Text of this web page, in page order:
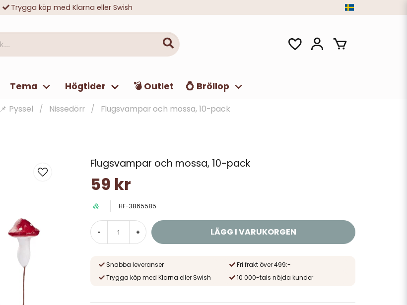
Trygga köp med Klarna eller Swish
Tema Högtider 💣 Outlet 💍 Bröllop
📌 Pyssel Nissedörr Flugsvampar och mossa, 10-pack
Flugsvampar och mossa, 10-pack
59 kr
HF-3865585
- + LÄGG I VARUKORGEN
Snabba leveranser
Fri frakt över 499:-
Trygga köp med Klarna eller Swish
10 000-tals nöjda kunder